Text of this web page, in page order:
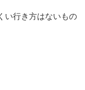
い行き方はないもの